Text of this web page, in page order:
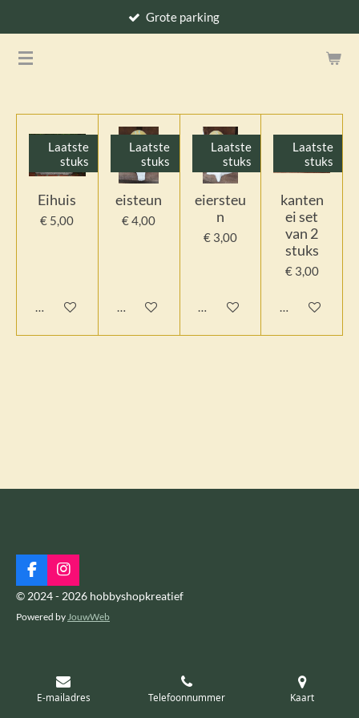
naar
Grote parking
Laatste
stuks
Eihuis
€ 5,00
In winkelwagen
Laatste
stuks
eisteun
€ 4,00
In winkelwagen
Laatste
stuks
eiersteu
n
€ 3,00
In winkelwagen
Laatste
stuks
kanten
ei set
van 2
stuks
€ 3,00
In
F
a
c
e
I
n
s
t
a
m
© 2024 - 2026 hobbyshopkreatief
Powered by JouwWeb
E-mailadres Telefoonnummer Kaart